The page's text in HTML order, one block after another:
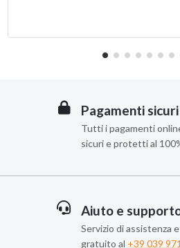
Pagamenti sicuri
Tutti i pagamenti
sicuri e protetti al
Aiuto e
Servizio di assistenza
gratuito al +39 039